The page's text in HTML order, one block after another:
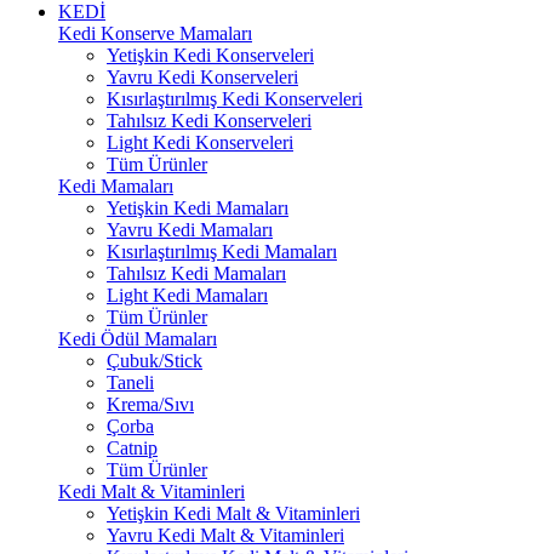
KEDİ
Kedi Konserve Mamaları
Yetişkin Kedi Konserveleri
Yavru Kedi Konserveleri
Kısırlaştırılmış Kedi Konserveleri
Tahılsız Kedi Konserveleri
Light Kedi Konserveleri
Tüm Ürünler
Kedi Mamaları
Yetişkin Kedi Mamaları
Yavru Kedi Mamaları
Kısırlaştırılmış Kedi Mamaları
Tahılsız Kedi Mamaları
Light Kedi Mamaları
Tüm Ürünler
Kedi Ödül Mamaları
Çubuk/Stick
Taneli
Krema/Sıvı
Çorba
Catnip
Tüm Ürünler
Kedi Malt & Vitaminleri
Yetişkin Kedi Malt & Vitaminleri
Yavru Kedi Malt & Vitaminleri